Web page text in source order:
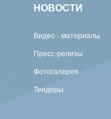
НОВОСТИ
Видео - материалы
Пресс-релизы
Фотогалерея
Тендеры